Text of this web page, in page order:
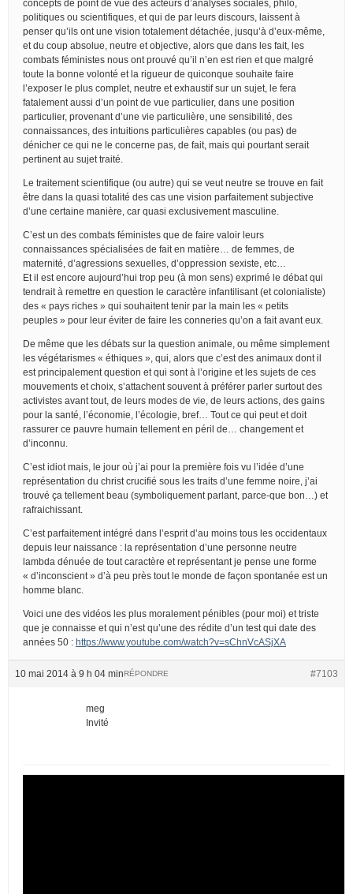
concepts de point de vue des acteurs d’analyses sociales, philo,
politiques ou scientifiques, et qui de par leurs discours, laissent à
penser qu’ils ont une vision totalement détachée, jusqu’à d’eux-même,
et du coup absolue, neutre et objective, alors que dans les fait, les
combats féministes nous ont prouvé qu’il n’en est rien et que malgré
toute la bonne volonté et la rigueur de quiconque souhaite faire
l’exposer le plus complet, neutre et exhaustif sur un sujet, le fera
fatalement aussi d’un point de vue particulier, dans une position
particulier, provenant d’une vie particulière, une sensibilité, des
connaissances, des intuitions particulières capables (ou pas) de
dénicher ce qui ne le concerne pas, de fait, mais qui pourtant serait
pertinent au sujet traité.
Le traitement scientifique (ou autre) qui se veut neutre se trouve en fait
être dans la quasi totalité des cas une vision parfaitement subjective
d’une certaine manière, car quasi exclusivement masculine.
C’est un des combats féministes que de faire valoir leurs
connaissances spécialisées de fait en matière… de femmes, de
maternité, d’agressions sexuelles, d’oppression sexiste, etc…
Et il est encore aujourd’hui trop peu (à mon sens) exprimé le débat qui
tendrait à remettre en question le caractère infantilisant (et colonialiste)
des « pays riches » qui souhaitent tenir par la main les « petits
peuples » pour leur éviter de faire les conneries qu’on a fait avant eux.
De même que les débats sur la question animale, ou même simplement
les végétarismes « éthiques », qui, alors que c’est des animaux dont il
est principalement question et qui sont à l’origine et les sujets de ces
mouvements et choix, s’attachent souvent à préférer parler surtout des
activistes avant tout, de leurs modes de vie, de leurs actions, des gains
pour la santé, l’économie, l’écologie, bref… Tout ce qui peut et doit
rassurer ce pauvre humain tellement en péril de… changement et
d’inconnu.
C’est idiot mais, le jour où j’ai pour la première fois vu l’idée d’une
représentation du christ crucifié sous les traits d’une femme noire, j’ai
trouvé ça tellement beau (symboliquement parlant, parce-que bon…) et
rafraichissant.
C’est parfaitement intégré dans l’esprit d’au moins tous les occidentaux
depuis leur naissance : la représentation d’une personne neutre
lambda dénuée de tout caractère et représentant je pense une forme
« d’inconscient » d’à peu près tout le monde de façon spontanée est un
homme blanc.
Voici une des vidéos les plus moralement pénibles (pour moi) et triste
que je connaisse et qui n’est qu’une des rédite d’un test qui date des
années 50 : https://www.youtube.com/watch?v=sChnVcASjXA
10 mai 2014 à 9 h 04 min #7103
RÉPONDRE
meg
Invité